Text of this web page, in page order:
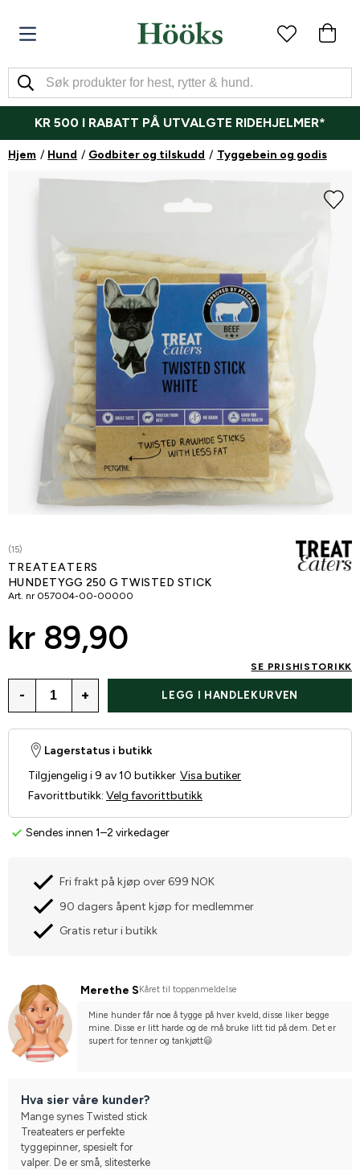
KR 500 I RABATT PÅ UTVALGTE RIDEHJELMER*
Hjem Hund Godbiter og tilskudd Tyggebein og godis
(15)
TREATEATERS
HUNDETYGG 250 G TWISTED STICK
Art. nr 057004-00-00000
kr 89,90
SE PRISHISTORIKK
- + LEGG I HANDLEKURVEN
Sendes innen 1–2 virkedager
Lagerstatus i butikk
Tilgjengelig i 9 av 10 butikker Visa butiker
Favorittbutikk: Velg favorittbutikk
Fri frakt på kjøp over 699 NOK
90 dagers åpent kjøp for medlemmer
Gratis retur i butikk
Merethe S Kåret til toppanmeldelse
Mine hunder får noe å tygge på hver kveld, disse liker begge
mine. Disse er litt harde og de må bruke litt tid på dem. Det er
supert for tenner og tankjøtt😃
Hva sier våre kunder?
Mange synes Twisted stick
Treateaters er perfekte
tyggepinner, spesielt for
valper. De er små, slitesterke